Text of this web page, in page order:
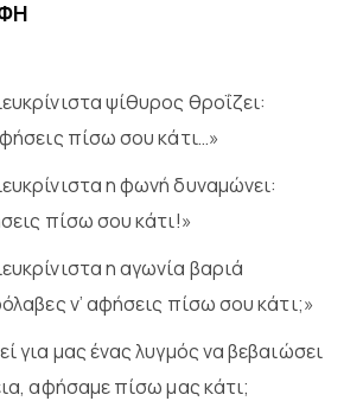
ψίθυρος θροΐζει:
πίσω σου κάτι…»
η φωνή δυναμώνει:
πίσω σου κάτι!»
η αγωνία βαριά
ν’ αφήσεις πίσω σου κάτι;»
για μας ένας λυγμός να βεβαιώσει
αφήσαμε πίσω μας κάτι;